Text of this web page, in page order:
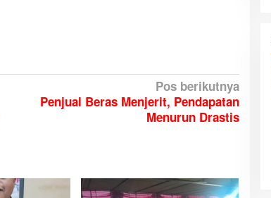
Pos berikutnya
Penjual Beras Menjerit, Pendapatan
Menurun Drastis